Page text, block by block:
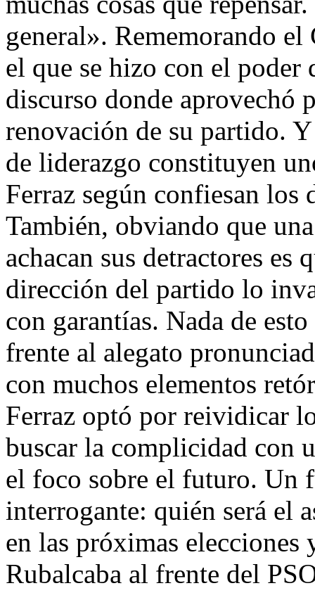
general». Rememorando
el que se hizo con el poder
discurso donde aprovechó
renovación de su partido.
de liderazgo constituyen
Ferraz según confiesan
También, obviando que
achacan sus detractores es
dirección del partido lo
con garantías. Nada de
frente al alegato
con muchos elementos
Ferraz optó por reividicar
buscar la complicidad con
el foco sobre el futuro. Un
interrogante: quién será el
en las próximas
Rubalcaba al frente del